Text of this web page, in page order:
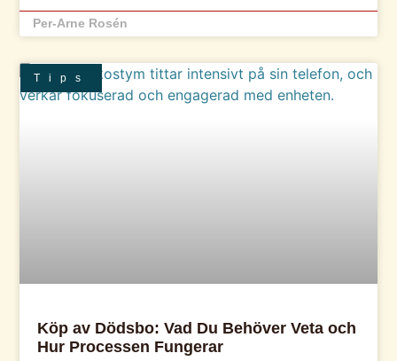
Per-Arne Rosén
Tips
Köp av Dödsbo: Vad Du Behöver Veta och
Hur Processen Fungerar